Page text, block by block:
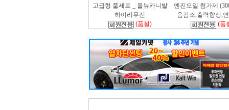
고급형 풀세트 _ 올뉴카니발
하이리무진
(품절)
엔진오일 첨가제
음감소,출력향상,
(품